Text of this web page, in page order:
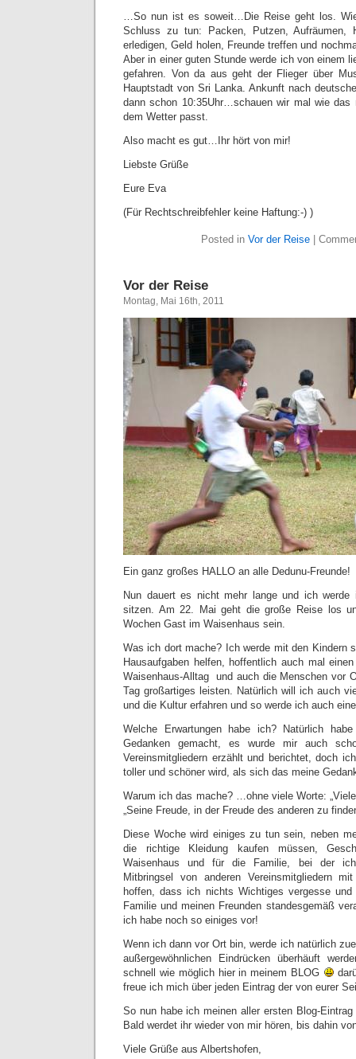
…So nun ist es soweit…Die Reise geht los.
Schluss zu tun: Packen, Putzen, Aufräumen,
erledigen, Geld holen, Freunde treffen und
Aber in einer guten Stunde werde ich von einem
gefahren. Von da aus geht der Flieger über
Hauptstadt von Sri Lanka. Ankunft nach
dann schon 10:35Uhr…schauen wir mal wie das
dem Wetter passt.
Also macht es gut…Ihr hört von mir!
Liebste Grüße
Eure Eva
(Für Rechtschreibfehler keine Haftung:-) )
Posted in Vor der Reise|
Vor der Reise
Montag, Mai 16th, 2011
Ein ganz großes HALLO an alle Dedunu-Freunde!
Nun dauert es nicht mehr lange und ich
sitzen. Am 22. Mai geht die große Reise los
Wochen Gast im Waisenhaus sein.
Was ich dort mache? Ich werde mit den Kindern
Hausaufgaben helfen, hoffentlich auch mal
Waisenhaus-Alltag und auch die Menschen vor
Tag großartiges leisten. Natürlich will ich auch
und die Kultur erfahren und so werde ich auch
Welche Erwartungen habe ich? Natürlich
Gedanken gemacht, es wurde mir auch
Vereinsmitgliedern erzählt und berichtet, doch
toller und schöner wird, als sich das meine
Warum ich das mache? …ohne viele Worte:
„Seine Freude, in der Freude des anderen zu
Diese Woche wird einiges zu tun sein, neben
die richtige Kleidung kaufen müssen,
Waisenhaus und für die Familie, bei der
Mitbringsel von anderen Vereinsmitgliedern
hoffen, dass ich nichts Wichtiges vergesse
Familie und meinen Freunden standesgemäß
ich habe noch so einiges vor!
Wenn ich dann vor Ort bin, werde ich natürlich
außergewöhnlichen Eindrücken überhäuft
schnell wie möglich hier in meinem BLOG
freue ich mich über jeden Eintrag der von eurer
So nun habe ich meinen aller ersten Blog-
Bald werdet ihr wieder von mir hören, bis dahin
Viele Grüße aus Albertshofen,